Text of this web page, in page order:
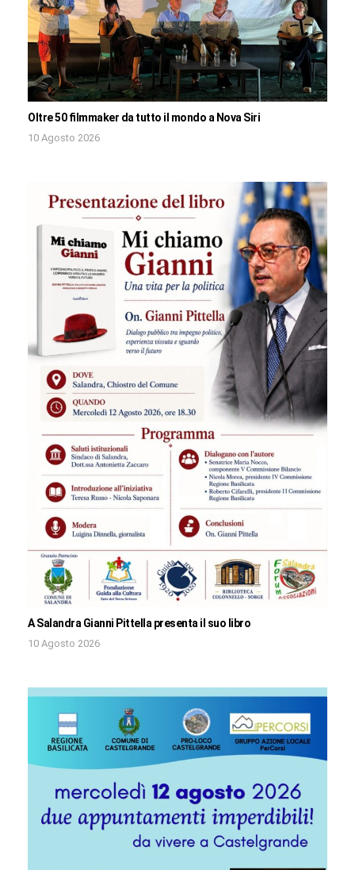
Oltre 50 filmmaker da tutto il mondo a Nova Siri
10 Agosto 2026
A Salandra Gianni Pittella presenta il suo libro
10 Agosto 2026